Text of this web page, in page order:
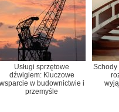
Usługi sprzętowe
dźwigiem: Kluczowe
wsparcie w budownictwie i
przemyśle
Schody